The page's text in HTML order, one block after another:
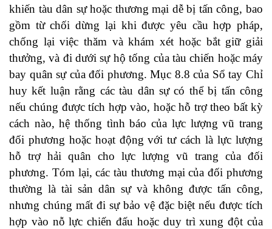
khiến tàu dân sự hoặc thương mại dễ bị tấn công, bao
gồm từ chối dừng lại khi được yêu cầu hợp pháp,
chống lại việc thăm và khám xét hoặc bắt giữ giải
thưởng, và đi dưới sự hộ tống của tàu chiến hoặc máy
bay quân sự của đối phương. Mục 8.8 của Sổ tay Chỉ
huy kết luận rằng các tàu dân sự có thể bị tấn công
nếu chúng được tích hợp vào, hoặc hỗ trợ theo bất kỳ
cách nào, hệ thống tình báo của lực lượng vũ trang
đối phương hoặc hoạt động với tư cách là lực lượng
hỗ trợ hải quân cho lực lượng vũ trang của đối
phương. Tóm lại, các tàu thương mại của đối phương
thường là tài sản dân sự và không được tấn công,
nhưng chúng mất đi sự bảo vệ đặc biệt nếu được tích
hợp vào nỗ lực chiến đấu hoặc duy trì xung đột của